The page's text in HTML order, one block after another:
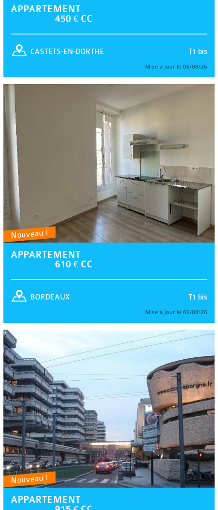
APPARTEMENT
450 € CC
T1 bis
CASTETS-EN-DORTHE
Mise à jour le 06/08/26
Nouveau !
APPARTEMENT
610 € CC
T1 bis
BORDEAUX
Mise à jour le 06/08/26
Nouveau !
APPARTEMENT